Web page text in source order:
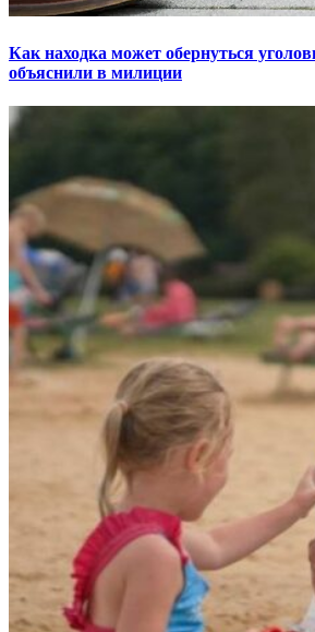
Как находка может обернуться
объяснили в милиции